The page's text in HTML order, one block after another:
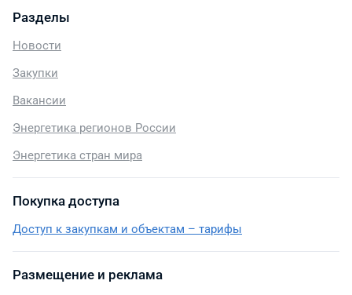
Разделы
Новости
Закупки
Вакансии
Энергетика регионов России
Энергетика стран мира
Покупка доступа
Доступ к закупкам и объектам – тарифы
Размещение и реклама